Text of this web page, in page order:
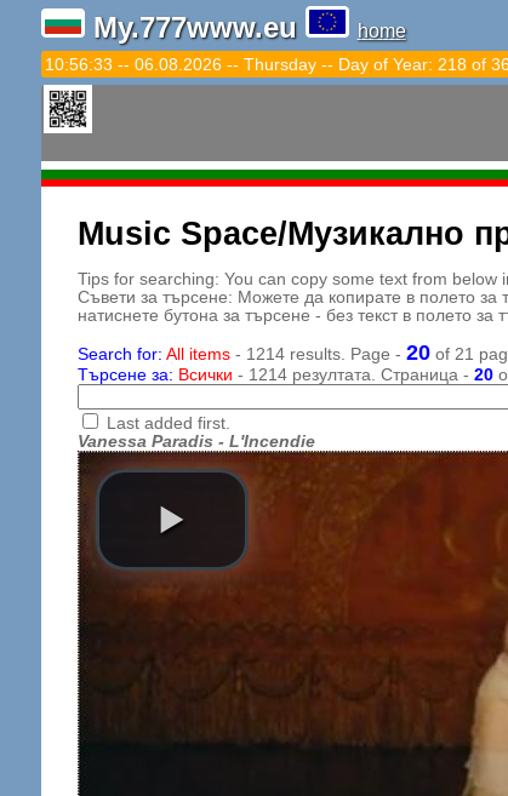
My.777www.eu home
10:56:35 -- 06.08.2026 -- Thursday -- Day of Year: 218 of
Music Space/Музикално
Tips for searching: You can copy some text from below
Съвети за търсене: Можете да копирате в полето за
натиснете бутона за търсене - без текст в полето за
Search for: All items- 1214 results. Page - 20of 21
Търсене за: Всички - 1214 резултата. Страница - 20
Last added first.
Vanessa Paradis - L'Incendie